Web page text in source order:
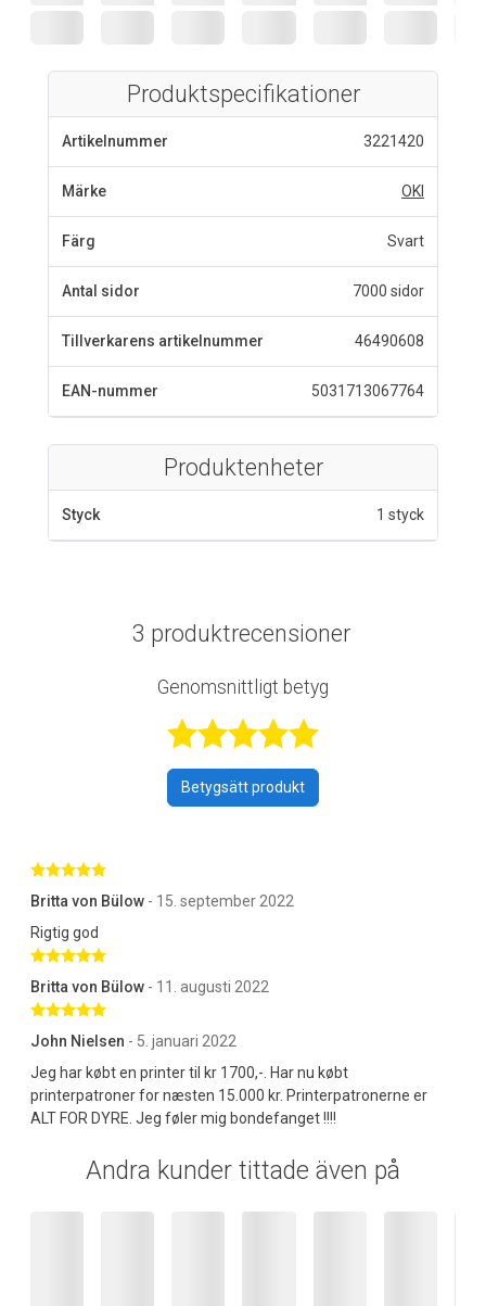
Produktspecifikationer
Artikelnummer 3221420
Märke OKI
Färg Svart
Antal sidor 7000 sidor
Tillverkarens artikelnummer 46490608
EAN-nummer 5031713067764
Produktenheter
Styck 1 styck
3 produktrecensioner
Genomsnittligt betyg
Betygsatt 5 av
Betygsätt produkt
Betygsatt 5 av 5 stjärnor
Britta von Bülow - 15. september 2022
Rigtig god
Betygsatt 5 av 5 stjärnor
Britta von Bülow - 11. augusti 2022
Betygsatt 5 av 5 stjärnor
John Nielsen - 5. januari 2022
Jeg har købt en printer til kr 1700,-. Har nu købt
printerpatroner for næsten 15.000 kr. Printerpatronerne er
ALT FOR DYRE. Jeg føler mig bondefanget !!!!
Andra kunder tittade även på